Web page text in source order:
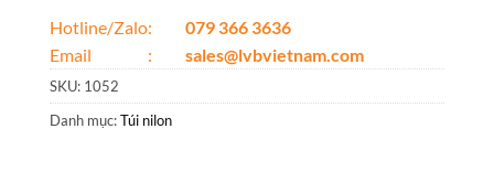
Hotline/Zalo:
079 366 3636
Email :
sales@lvbvietnam.com
SKU: 1052
Danh mục:Túi nilon